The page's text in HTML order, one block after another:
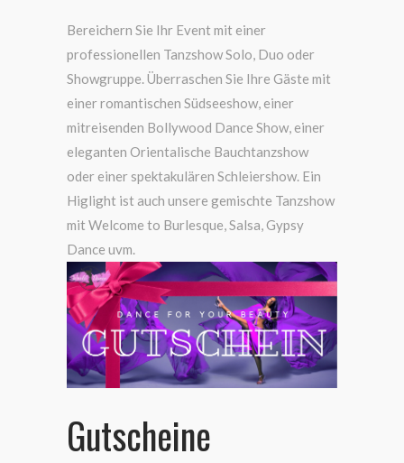
Bereichern Sie Ihr Event mit einer
professionellen Tanzshow Solo, Duo oder
Showgruppe. Überraschen Sie Ihre Gäste mit
einer romantischen Südseeshow, einer
mitreisenden Bollywood Dance Show, einer
eleganten Orientalische Bauchtanzshow
oder einer spektakulären Schleiershow. Ein
Higlight ist auch unsere gemischte Tanzshow
mit Welcome to Burlesque, Salsa, Gypsy
Dance uvm.
Gutscheine